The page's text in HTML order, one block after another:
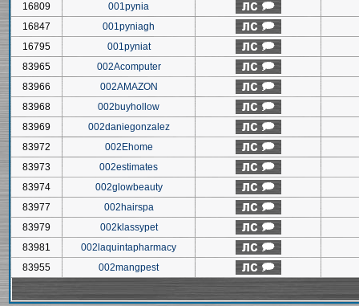
16809
001pynia
16847
001pyniagh
16795
001pyniat
83965
002Acomputer
83966
002AMAZON
83968
002buyhollow
83969
002daniegonzalez
83972
002Ehome
83973
002estimates
83974
002glowbeauty
83977
002hairspa
83979
002klassypet
83981
002laquintapharmacy
83955
002mangpest